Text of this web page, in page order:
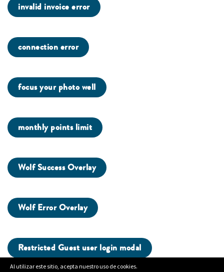
invalid invoice error
connection error
focus your photo well
monthly points limit
Wolf Success Overlay
Wolf Error Overlay
Restricted Guest user login modal
Al utilizar este sitio, acepta nuestro uso de cookies.